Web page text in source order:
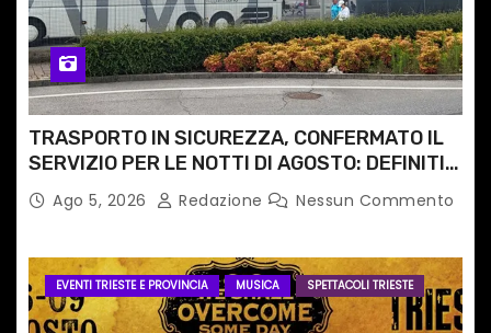
TRASPORTO IN SICUREZZA, CONFERMATO IL
SERVIZIO PER LE NOTTI DI AGOSTO: DEFINITI
PERCORSI, FERMATE E ORARIO
Ago 5, 2026 Redazione Nessun Commento
EVENTI TRIESTE E PROVINCIA MUSICA SPETTACOLI TRIESTE